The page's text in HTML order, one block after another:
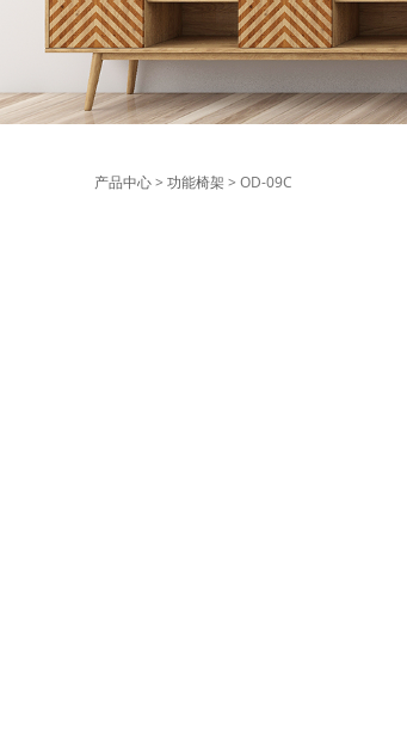
OD-09C
产品中心> 功能椅架 > OD-09C